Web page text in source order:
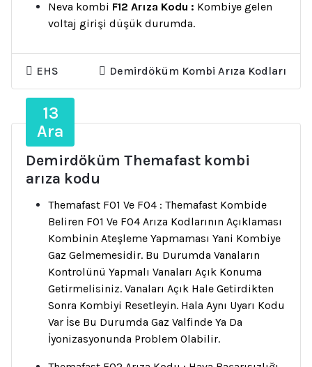
Neva kombi F12 Arıza Kodu : Kombiye gelen
voltaj girişi düşük durumda.
EHS Demirdöküm Kombi Arıza Kodları
13
Ara
Demirdöküm Themafast kombi
arıza kodu
Themafast F01 Ve F04 : Themafast Kombide
Beliren F01 Ve F04 Arıza Kodlarının Açıklaması
Kombinin Ateşleme Yapmaması Yani Kombiye
Gaz Gelmemesidir. Bu Durumda Vanaların
Kontrolünü Yapmalı Vanaları Açık Konuma
Getirmelisiniz. Vanaları Açık Hale Getirdikten
Sonra Kombiyi Resetleyin. Hala Aynı Uyarı Kodu
Var İse Bu Durumda Gaz Valfinde Ya Da
İyonizasyonunda Problem Olabilir.